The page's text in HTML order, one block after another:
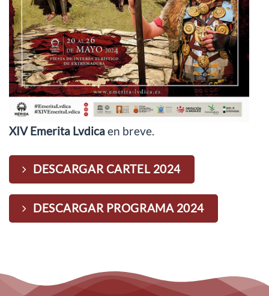
XIV Emerita Lvdicaen breve.
DESCARGAR CARTEL 2024
DESCARGAR PROGRAMA 2024